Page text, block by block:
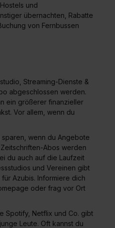
und
übernachten, Rabatte
von Fernbussen
Streaming-Dienste &
abgeschlossen werden.
ein größerer finanzieller
Vor allem, wenn du
wenn du Angebote
Abos werden
du auch auf die Laufzeit
und Vereinen gibt
Azubis. Informiere dich
oder frag vor Ort
Spotify, Netflix und Co. gibt
Leute. Oft kannst du